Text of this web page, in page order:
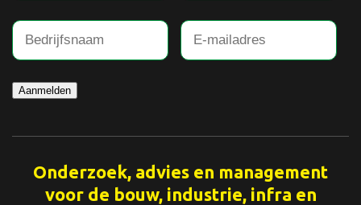
Aanmelden
Onderzoek, advies en management
voor de bouw, industrie, infra en